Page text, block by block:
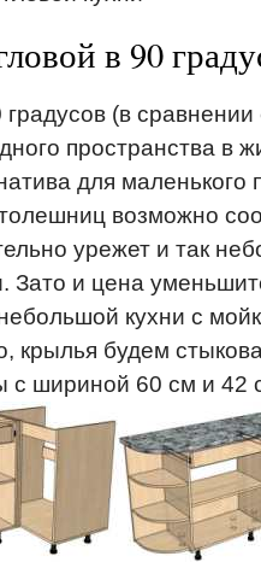
в 90
(в
пространства в
для маленького
возможно
урежет и так
Зато и цена
кухни с
крылья будем
с шириной 60 см и 42